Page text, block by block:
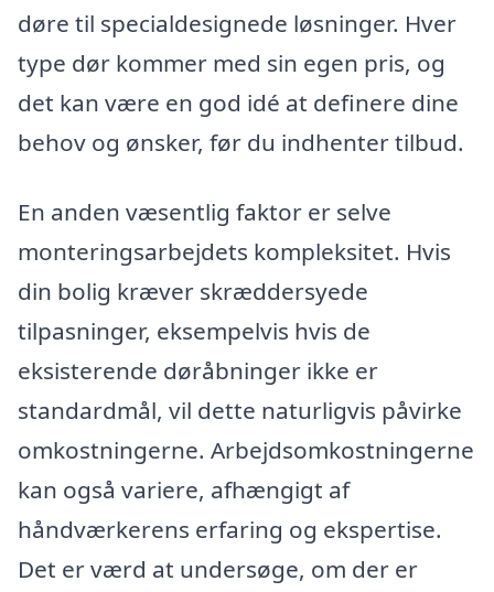
døre til specialdesignede løsninger. Hver
type dør kommer med sin egen pris, og
det kan være en god idé at definere dine
behov og ønsker, før du indhenter tilbud.
En anden væsentlig faktor er selve
monteringsarbejdets kompleksitet. Hvis
din bolig kræver skræddersyede
tilpasninger, eksempelvis hvis de
eksisterende døråbninger ikke er
standardmål, vil dette naturligvis påvirke
omkostningerne. Arbejdsomkostningerne
kan også variere, afhængigt af
håndværkerens erfaring og ekspertise.
Det er værd at undersøge, om der er